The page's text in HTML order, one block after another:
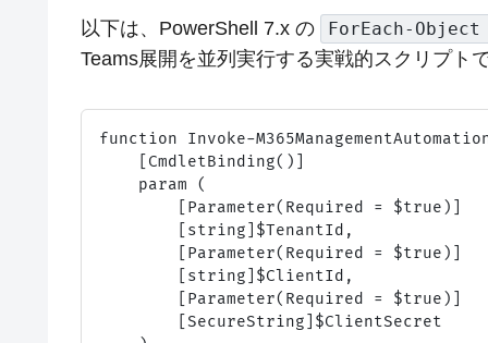
以下は、PowerShell 7.x の ForEach-
Teams展開を並列実行する実戦的スクリプト
function Invoke-
    [CmdletBinding()]
    param (
        [Parameter(Required = $true)]
        [string]$TenantId,
        [Parameter(Required = $true)]
        [string]$ClientId,
        [Parameter(Required = $true)]
        [SecureString]$ClientSecret